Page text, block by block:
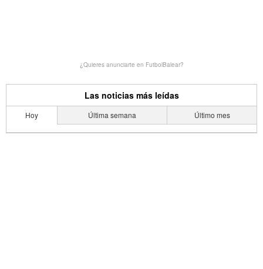
¿Quieres anunciarte en FutbolBalear?
Las noticias más leídas
Hoy Última semana Último mes